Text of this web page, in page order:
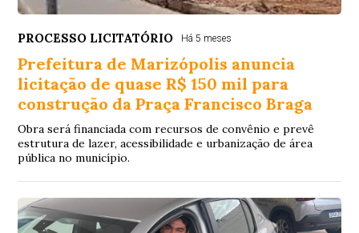
PROCESSO LICITATÓRIO Há 5 meses
Prefeitura de Marizópolis anuncia
licitação de quase R$ 150 mil para
construção da Praça Francisco Braga
Obra será financiada com recursos de convênio e prevê
estrutura de lazer, acessibilidade e urbanização de área
pública no município.